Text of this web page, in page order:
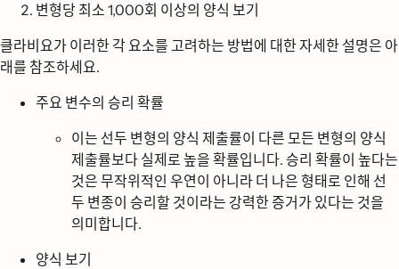
변형당 최소 1,000회 이상의 양식 보기
클라비요가 이러한 각 요소를 고려하는 방법에 대한 자세한 설명은 아
래를 참조하세요.
주요 변수의 승리 확률
이는 선두 변형의 양식 제출률이 다른 모든 변형의 양식
제출률보다 실제로 높을 확률입니다. 승리 확률이 높다는
것은 무작위적인 우연이 아니라 더 나은 형태로 인해 선
두 변종이 승리할 것이라는 강력한 증거가 있다는 것을
의미합니다.
양식 보기